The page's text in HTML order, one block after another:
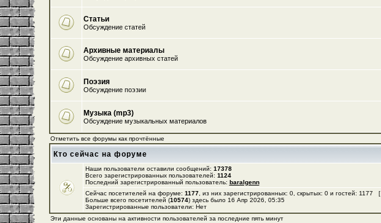
Статьи
Обсуждение статей
Архивные материалы
Обсуждение архивных статей
Поэзия
Обсуждение поэзии
Музыка (mp3)
Обсуждение музыкальных материалов
Отметить все форумы как прочтённые
Кто сейчас на форуме
Наши пользователи оставили сообщений: 17378
Всего зарегистрированных пользователей: 1124
Последний зарегистрированный пользователь: baralgenn
Сейчас посетителей на форуме: 1177, из них зарегистрированных: 0, скрытых: 0 и гостей: 1177 [
Больше всего посетителей (10574) здесь было 16 Апр 2026, 05:35
Зарегистрированные пользователи: Нет
Эти данные основаны на активности пользователей за последние пять минут